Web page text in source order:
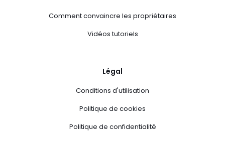
Comment convaincre les propriétaires
Vidéos tutoriels
Légal
Conditions d'utilisation
Politique de cookies
Politique de confidentialité